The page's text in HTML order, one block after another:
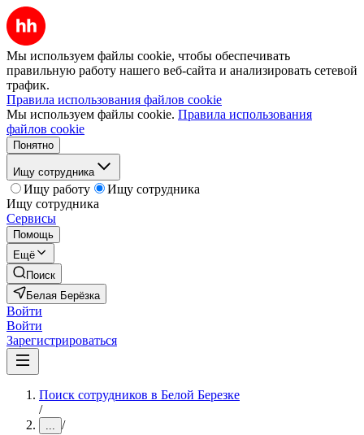
Мы используем файлы cookie, чтобы обеспечивать
правильную работу нашего веб-сайта и анализировать сетевой
трафик.
Правила использования файлов cookie
Мы используем файлы cookie. Правила использования
файлов cookie
Понятно
Ищу сотрудника
Ищу работу
Ищу сотрудника
Ищу сотрудника
Сервисы
Помощь
Ещё
Поиск
Белая Берёзка
Войти
Войти
Зарегистрироваться
Поиск сотрудников в Белой Березке
/
... /